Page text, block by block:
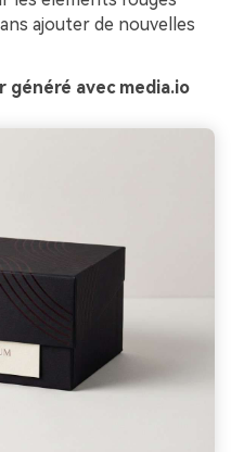
ajouter de nouvelles
généré avec media.io